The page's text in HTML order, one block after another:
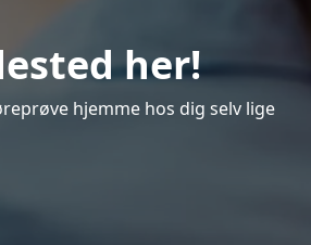
her!
hjemme hos dig selv lige